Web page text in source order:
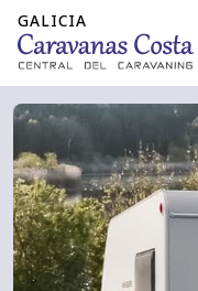
Nuevas
Ocasión
Marcas
Nuevas
Ocasión
Alquiler
Marcas
Nuevas
Ocasión
Alquiler
Marcas